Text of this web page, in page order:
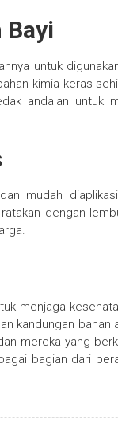
untuk
kimia keras
andalan untuk
mudah
dengan
menjaga
kandungan bahan
mereka yang
bagian dari